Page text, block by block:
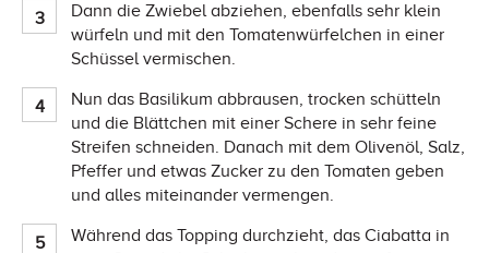
Dann die Zwiebel abziehen, ebenfalls sehr klein
würfeln und mit den Tomatenwürfelchen in einer
Schüssel vermischen.
Nun das Basilikum abbrausen, trocken schütteln
und die Blättchen mit einer Schere in sehr feine
Streifen schneiden. Danach mit dem Olivenöl, Salz,
Pfeffer und etwas Zucker zu den Tomaten geben
und alles miteinander vermengen.
Während das Topping durchzieht, das Ciabatta in